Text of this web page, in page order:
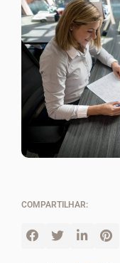
COMPARTILHAR: